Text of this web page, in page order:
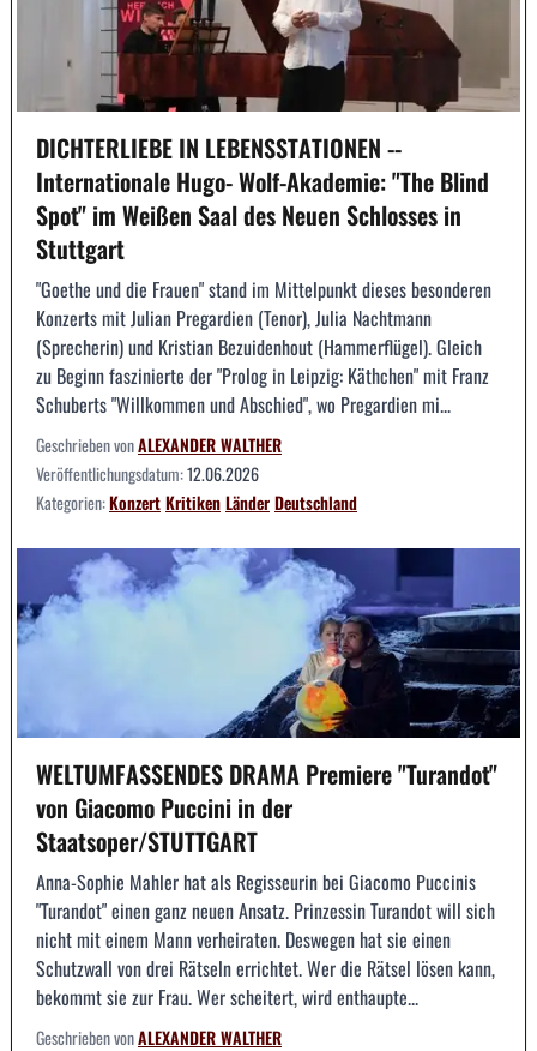
DICHTERLIEBE IN LEBENSSTATIONEN --
Internationale Hugo- Wolf-Akademie: "The Blind
Spot" im Weißen Saal des Neuen Schlosses in
Stuttgart
"Goethe und die Frauen" stand im Mittelpunkt dieses besonderen
Konzerts mit Julian Pregardien (Tenor), Julia Nachtmann
(Sprecherin) und Kristian Bezuidenhout (Hammerflügel). Gleich
zu Beginn faszinierte der "Prolog in Leipzig: Käthchen" mit Franz
Schuberts "Willkommen und Abschied", wo Pregardien mi...
Geschrieben vonALEXANDER WALTHER
Veröffentlichungsdatum:12.06.2026
Kategorien:KonzertKritikenLänderDeutschland
WELTUMFASSENDES DRAMA Premiere "Turandot"
von Giacomo Puccini in der
Staatsoper/STUTTGART
Anna-Sophie Mahler hat als Regisseurin bei Giacomo Puccinis
"Turandot" einen ganz neuen Ansatz. Prinzessin Turandot will sich
nicht mit einem Mann verheiraten. Deswegen hat sie einen
Schutzwall von drei Rätseln errichtet. Wer die Rätsel lösen kann,
bekommt sie zur Frau. Wer scheitert, wird enthaupte...
Geschrieben vonALEXANDER WALTHER